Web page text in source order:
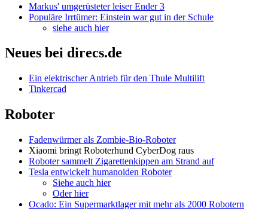
Markus' umgerüsteter leiser Ender 3
Populäre Irrtümer: Einstein war gut in der Schule
siehe auch hier
Neues bei direcs.de
Ein elektrischer Antrieb für den Thule Multilift
Tinkercad
Roboter
Fadenwürmer als Zombie-Bio-Roboter
Xiaomi bringt Roboterhund CyberDog raus
Roboter sammelt Zigarettenkippen am Strand auf
Tesla entwickelt humanoiden Roboter
Siehe auch hier
Oder hier
Ocado: Ein Supermarktlager mit mehr als 2000 Robotern